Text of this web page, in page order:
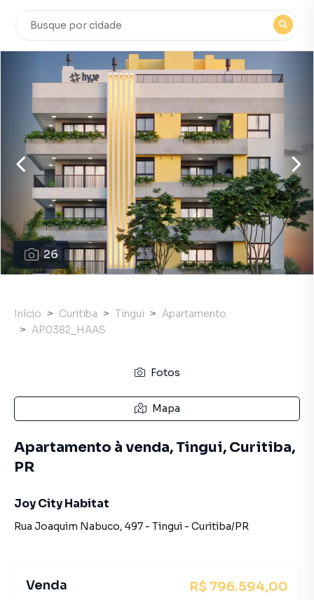
26
Início Curitiba Tingui
Apartamento
AP0382_HAAS
Fotos
Mapa
Apartamento à venda, Tingui, Curitiba,
PR
Joy City Habitat
Rua Joaquim Nabuco, 497 - Tingui - Curitiba/PR
Venda R$ 796.594,00